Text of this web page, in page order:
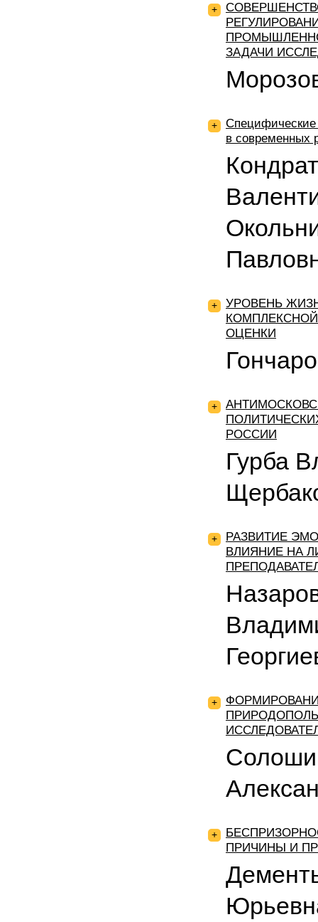
+
ЗАДАЧИ
+
Специфические
в современных
+
УРОВЕНЬ
ОЦЕНКИ
+
РОССИИ
Гурба
+
РАЗВИТИЕ
ВЛИЯНИЕ НА
+
+
ПРИЧИНЫ И